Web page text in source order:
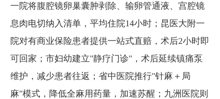
一院将腹腔镜卵巢囊肿剥除、输卵管通液、宫腔镜
息肉电切纳入清单，平均住院14小时；昆医大附一
院对有商业保险患者提供一站式直赔，术后2小时即
可回家；市妇幼建立"静疗门诊"，术后延续镇痛泵
维护，减少患者往返；省中医院推行"针麻＋局
麻"模式，降低全麻用药量，加速苏醒；九洲医院则